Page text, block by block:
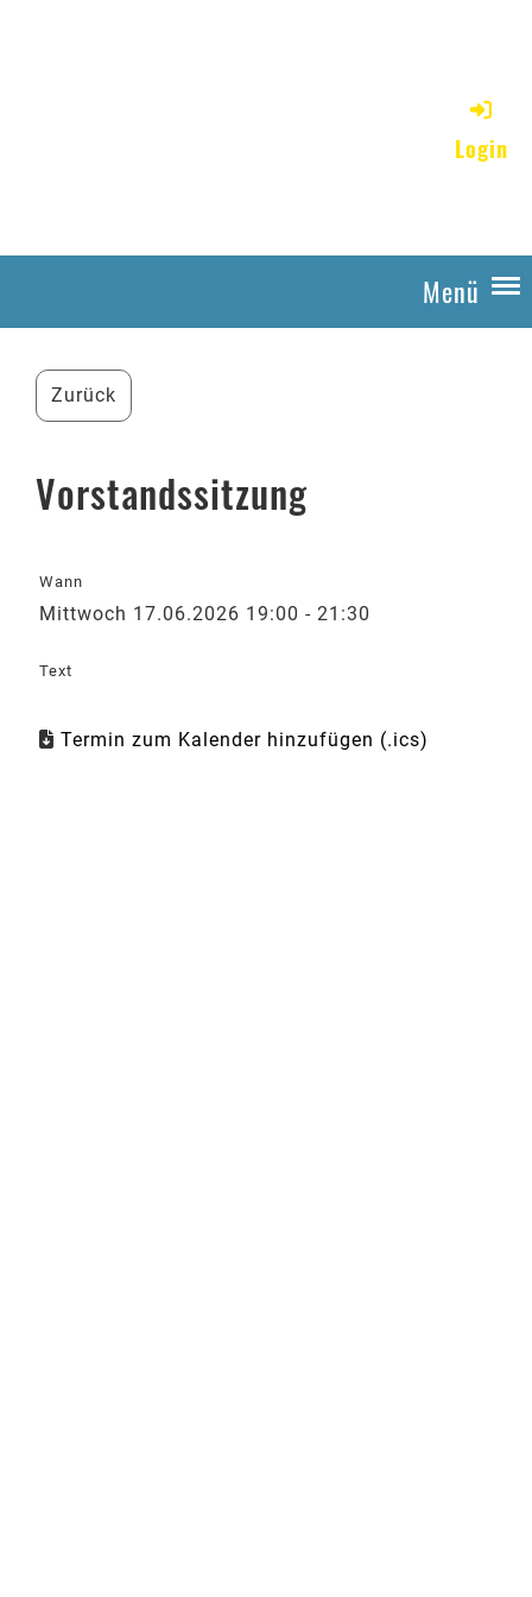
Login
Menü
Zurück
Vorstandssitzung
Wann
Mittwoch 17.06.2026 19:00 - 21:30
Text
Termin zum Kalender hinzufügen (.ics)